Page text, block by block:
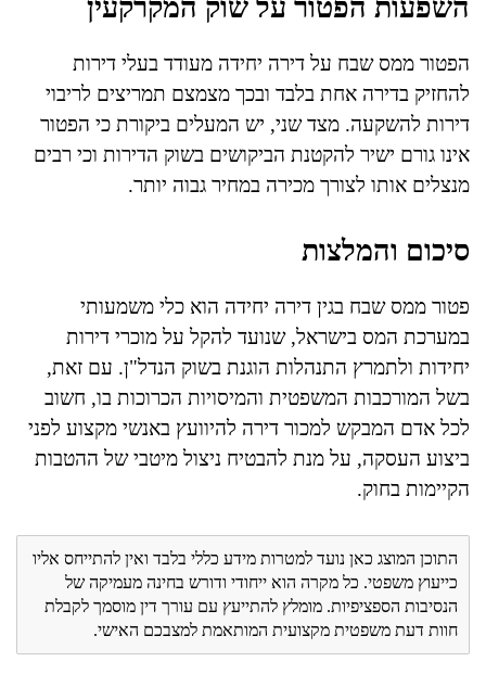
השפעות הפטור על שוק המקרקעין
הפטור ממס שבח על דירה יחידה מעודד בעלי דירות
להחזיק בדירה אחת בלבד ובכך מצמצם תמריצים לריבוי
דירות להשקעה. מצד שני, יש המעלים ביקורת כי הפטור
אינו גורם ישיר להקטנת הביקושים בשוק הדירות וכי רבים
מנצלים אותו לצורך מכירה במחיר גבוה יותר.
סיכום והמלצות
פטור ממס שבח בגין דירה יחידה הוא כלי משמעותי
במערכת המס בישראל, שנועד להקל על מוכרי דירות
יחידות ולתמרץ התנהלות הוגנת בשוק הנדל"ן. עם זאת,
בשל המורכבות המשפטית והמיסויות הכרוכות בו, חשוב
לכל אדם המבקש למכור דירה להיוועץ באנשי מקצוע לפני
ביצוע העסקה, על מנת להבטיח ניצול מיטבי של ההטבות
הקיימות בחוק.
התוכן המוצג כאן נועד למטרות מידע כללי בלבד ואין להתייחס אליו
כייעוץ משפטי. כל מקרה הוא ייחודי ודורש בחינה מעמיקה של
הנסיבות הספציפיות. מומלץ להתייעץ עם עורך דין מוסמך לקבלת
חוות דעת משפטית מקצועית המותאמת למצבכם האישי.